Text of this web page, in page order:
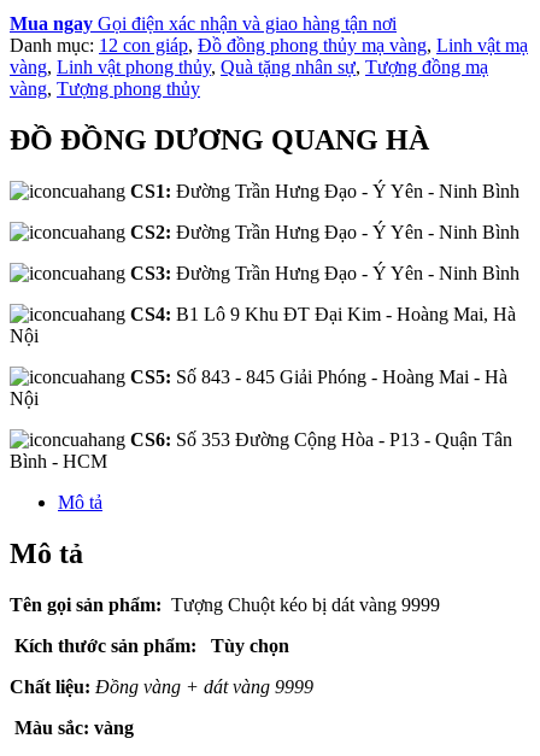
Mua ngay Gọi điện xác nhận và giao hàng tận nơi
Danh mục: 12 con giáp, Đồ đồng phong thủy mạ vàng, Linh vật mạ
vàng, Linh vật phong thủy, Quà tặng nhân sự, Tượng đồng mạ
vàng, Tượng phong thủy
ĐỒ ĐỒNG DƯƠNG QUANG HÀ
CS1: Đường Trần Hưng Đạo - Ý Yên - Ninh Bình
CS2: Đường Trần Hưng Đạo - Ý Yên - Ninh Bình
CS3: Đường Trần Hưng Đạo - Ý Yên - Ninh Bình
CS4: B1 Lô 9 Khu ĐT Đại Kim - Hoàng Mai, Hà
Nội
CS5: Số 843 - 845 Giải Phóng - Hoàng Mai - Hà
Nội
CS6: Số 353 Đường Cộng Hòa - P13 - Quận Tân
Bình - HCM
Mô tả
Mô tả
Tên gọi sản phẩm: Tượng Chuột kéo bị dát vàng 9999
Kích thước sản phẩm: Tùy chọn
Chất liệu: Đồng vàng + dát vàng 9999
Màu sắc: vàng